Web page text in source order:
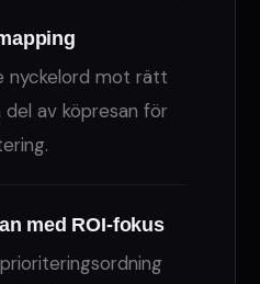
nyckelord mot rätt
av köpresan för
med ROI-fokus